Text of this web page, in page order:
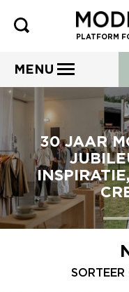
PLATFORM
MENU
30 JAAR
SORTEER